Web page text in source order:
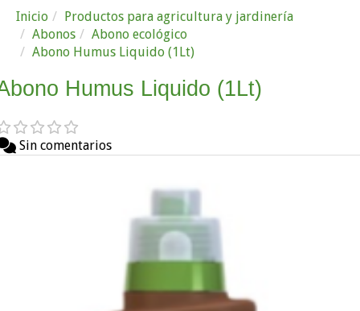
Inicio
Productos para agricultura y jardinería
Abonos
Abono ecológico
Abono Humus Liquido (1Lt)
Humus Liquido (1Lt)
Sin comentarios